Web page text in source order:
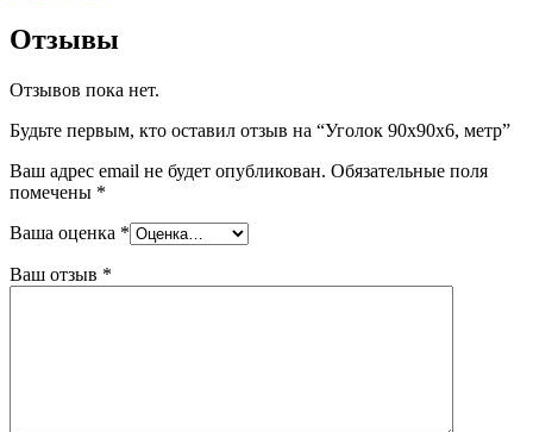
Отзывы
Отзывов пока нет.
Будьте первым, кто оставил отзыв на “Уголок 90х90х6, метр”
Ваш адрес email не будет опубликован. Обязательные поля
помечены *
Ваша оценка *
Ваш отзыв *